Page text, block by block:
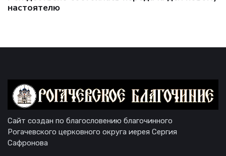
настоятелю
Сайт создан по благословению благочинного
Рогачевского церковного округа иерея Сергия
Сафронова